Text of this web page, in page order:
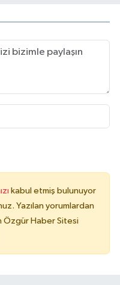
kabul etmiş bulunuyor
Yazılan yorumlardan
Özgür Haber Sitesi